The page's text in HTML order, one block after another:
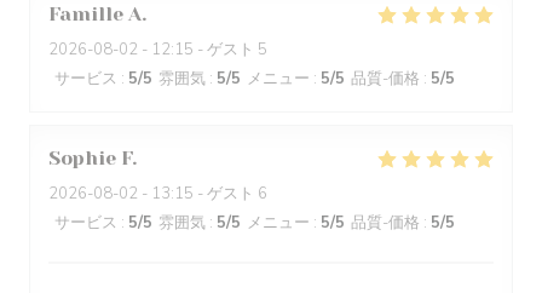
Famille A
2026-08-02 - 12:15 - ゲスト 5
サービス : 5/5 雰囲気 : 5/5 メニュー : 5/5 品質-価格 : 5/5
Sophie F
2026-08-02 - 13:15 - ゲスト 6
サービス : 5/5 雰囲気 : 5/5 メニュー : 5/5 品質-価格 : 5/5